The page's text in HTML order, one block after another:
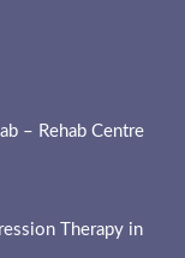
– Rehab Centre
Therapy in